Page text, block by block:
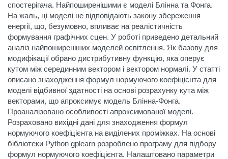
спостерігача. Найпоширенішими є моделі Блінна та Фонга.
На жаль, ці моделі не відповідають закону збереження
енергії, що, безумовно, впливає на реалістичність
формування графічних сцен. У роботі приведено детальний
аналіз найпоширеніших моделей освітлення. Як базову для
модифікації обрано дистрибутивну функцію, яка оперує
кутом між серединним вектором і вектором нормалі. У статті
описано знаходження формул нормуючого коефіцієнта для
моделі відбивної здатності на основі розрахунку кута між
векторами, що апроксимує модель Блінна-Фонга.
Проаналізовано особливості апроксимованої моделі.
Розраховано вихідні дані для знаходження формул
нормуючого коефіцієнта на виділених проміжках. На основі
бібліотеки Python gplearn розроблено програму для підбору
формул нормуючого коефіцієнта. Налаштовано параметри